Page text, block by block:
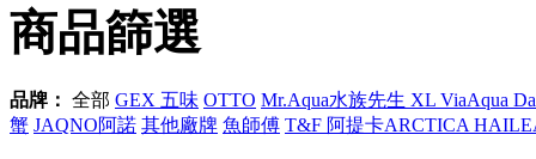
商品篩選
品牌： 全部 GEX 五味 OTTO Mr.Aqua水族先生 XL ViaAqua
蟹 JAQNO阿諾 其他廠牌 魚師傅 T&F 阿提卡ARCTICA